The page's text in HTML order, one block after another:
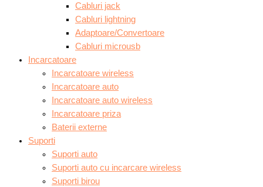
Cabluri jack
Cabluri lightning
Adaptoare/Convertoare
Cabluri microusb
Incarcatoare
Incarcatoare wireless
Incarcatoare auto
Incarcatoare auto wireless
Incarcatoare priza
Baterii externe
Suporti
Suporti auto
Suporti auto cu incarcare wireless
Suporti birou